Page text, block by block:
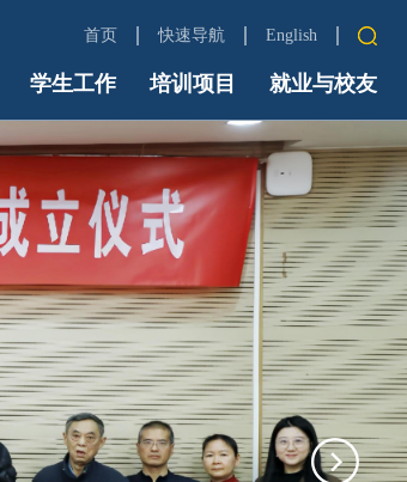
首页 快速导航
中财首页
信息门户
Email
English
学生工作 培训项目 就业与校友